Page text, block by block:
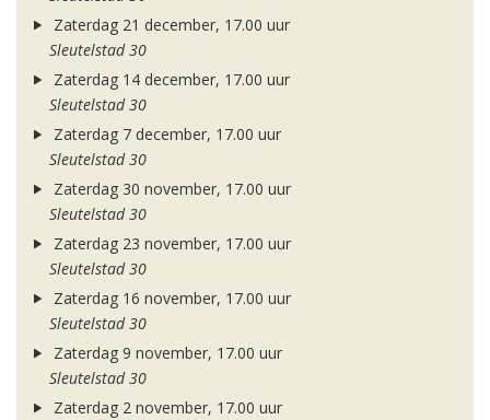
Zaterdag 21 december, 17.00 uur
Sleutelstad 30
Zaterdag 14 december, 17.00 uur
Sleutelstad 30
Zaterdag 7 december, 17.00 uur
Sleutelstad 30
Zaterdag 30 november, 17.00 uur
Sleutelstad 30
Zaterdag 23 november, 17.00 uur
Sleutelstad 30
Zaterdag 16 november, 17.00 uur
Sleutelstad 30
Zaterdag 9 november, 17.00 uur
Sleutelstad 30
Zaterdag 2 november, 17.00 uur